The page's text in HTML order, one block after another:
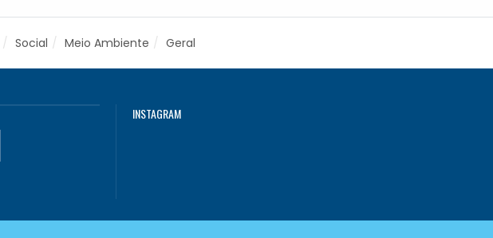
Social Meio Ambiente Geral
INSTAGRAM